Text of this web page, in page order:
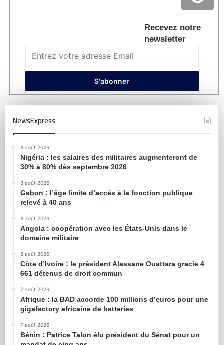
Recevez notre
newsletter
NewsExpress
8 août 2026
Nigéria : les salaires des militaires augmenteront de
30% à 80% dès septembre 2026
8 août 2026
Gabon : l’âge limite d’accès à la fonction publique
relevé à 40 ans
8 août 2026
Angola : coopération avec les États-Unis dans le
domaine militaire
8 août 2026
Côte d’Ivoire : le président Alassane Ouattara gracie 4
661 détenus de droit commun
7 août 2026
Afrique : la BAD accorde 100 millions d’euros pour une
gigafactory africaine de batteries
7 août 2026
Bénin : Patrice Talon élu président du Sénat pour un